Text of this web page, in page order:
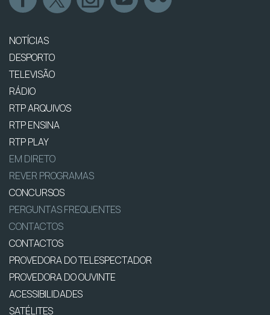
NOTÍCIAS
DESPORTO
TELEVISÃO
RÁDIO
RTP ARQUIVOS
RTP ENSINA
RTP PLAY
EM DIRETO
REVER PROGRAMAS
CONCURSOS
PERGUNTAS FREQUENTES
CONTACTOS
CONTACTOS
PROVEDORA DO TELESPECTADOR
PROVEDORA DO OUVINTE
ACESSIBILIDADES
SATÉLITES